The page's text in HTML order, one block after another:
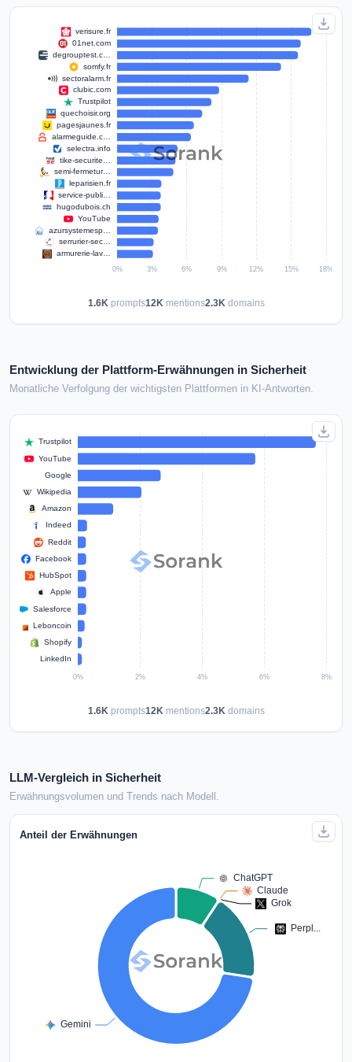
1.6Kprompts12Kmentions2.3Kdomains
Entwicklung der Plattform-Erwähnungen in Sicherheit
Monatliche Verfolgung der wichtigsten Plattformen in KI-Antworten.
1.6Kprompts12Kmentions2.3Kdomains
LLM-Vergleich in Sicherheit
Erwähnungsvolumen und Trends nach Modell.
Anteil der Erwähnungen